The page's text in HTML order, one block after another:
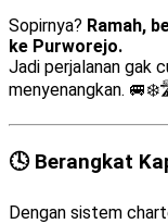
Sopirnya? Ramah,
ke Purworejo.
Jadi perjalanan gak
menyenangkan.
🕓 Berangkat
Dengan sistem